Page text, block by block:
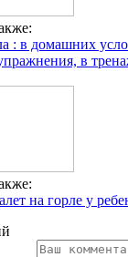
: в домашних
в
на горле у